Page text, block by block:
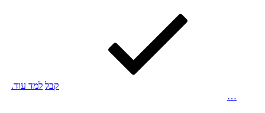
קבל למד עוד.
…